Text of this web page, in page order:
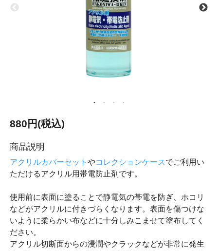
880円(税込)
商品説明
アクリルカバーセット やコレクションケースでご利用い
ただけるアクリル用帯電防止剤です。
使用前に表面に塗ることで静電気の帯電を防ぎ、ホコリ
などがアクリルに付きづらくなります。表面を傷つけな
いように柔らかい布などに十分しみこませて塗布してく
ださい。
アクリル切断面からの浸潤やクラックなどが非常に発生